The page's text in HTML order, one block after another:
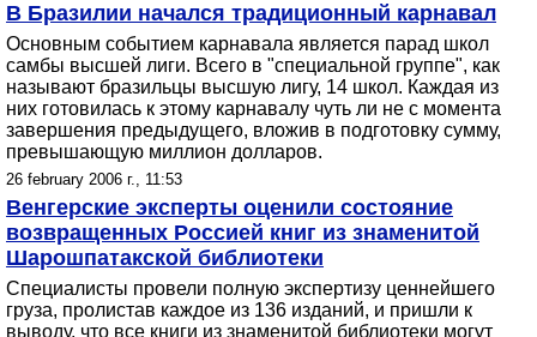
В Бразилии начался традиционный карнавал
Основным событием карнавала является парад школ
самбы высшей лиги. Всего в "специальной группе", как
называют бразильцы высшую лигу, 14 школ. Каждая из
них готовилась к этому карнавалу чуть ли не с момента
завершения предыдущего, вложив в подготовку сумму,
превышающую миллион долларов.
26 february 2006 г., 11:53
Венгерские эксперты оценили состояние
возвращенных Россией книг из знаменитой
Шарошпатакской библиотеки
Специалисты провели полную экспертизу ценнейшего
груза, пролистав каждое из 136 изданий, и пришли к
выводу, что все книги из знаменитой библиотеки могут